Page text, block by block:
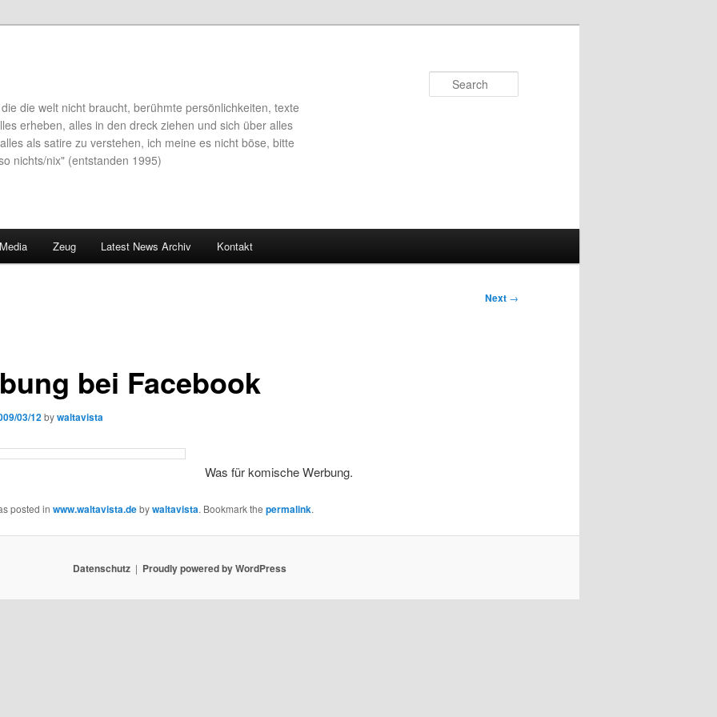
die welt nicht braucht, berühmte persönlichkeiten, texte
erheben, alles in den dreck ziehen und sich über alles
als satire zu verstehen, ich meine es nicht böse, bitte
nichts/nix" (entstanden 1995)
Zeug Latest News Archiv Kontakt
Next →
bei Facebook
03/12bywaltavista
Was für komische Werbung.
posted in www.waltavista.debywaltavista. Bookmark the permalink.
Datenschutz Proudly powered by WordPress